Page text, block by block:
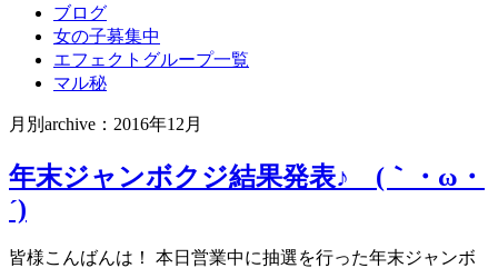
ブログ
女の子募集中
エフェクトグループ一覧
マル秘
月別archive：2016年12月
年末ジャンボクジ結果発表♪ (｀・ω・
´)
皆様こんばんは！ 本日営業中に抽選を行った年末ジャンボ